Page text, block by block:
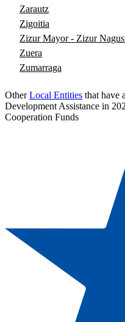
Zarautz
Zigoitia
Zizur Mayor - Zizur
Zuera
Zumarraga
OtherLocal Entities that have
Development Assistance in
Cooperation Funds